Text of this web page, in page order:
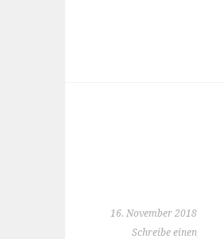
16. November 2018
Schreibe einen